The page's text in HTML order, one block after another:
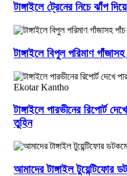
টাঙ্গাইলে ট্রেনের নিচে ঝাঁপ
টাঙ্গাইলে বিপুল পরিমাণ
টাঙ্গাইলে পারভীনের রিপোর্ট
তুহিন
আমাদের টাঙ্গাইল টুয়েন্টিফোর